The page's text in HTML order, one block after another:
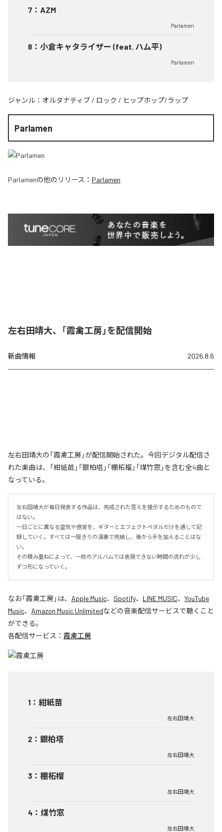
7 ： AZM
Parlamen
8 ： 小倉キャタライザー (feat. ハム平)
Parlamen
ジャンル： オルタナティブ / ロック / ヒップホップ/ラップ
Parlamen
Parlamenの他のリリース： Parlamen
左右田靖大、「霞禽工房」を配信開始
新曲情報 2026.8.6
左右田靖大の「霞禽工房」が配信開始された。今回デジタル配信さ
れた楽曲は、「紺紙苗」「銀柏塔」「棚柘榴」「煤竹窓」を含む全4曲と
なっている。
左右田靖大が毎日発表する作品は、完成された答えを提示するためのもので
はない。
一日ごとに異なる空気や感覚を、ギターとエフェクトペダルだけを通して記
録していく。すべては一度きりの演奏で完結し、後から手を加えることはな
い。
その積み重ねによって、一枚のアルバムでは表現できない時間の流れが少し
ずつ形になっていく。
なお「霞禽工房」は、 Apple Music、 Spotify、 LINE MUSIC、 YouTube
Music、 Amazon Music Unlimitedなどの音楽配信サービスで聴くこと
ができる。
各配信サービス： 霞禽工房
1 ： 紺紙苗
左右田靖大
2 ： 銀柏塔
左右田靖大
3 ： 棚柘榴
左右田靖大
4 ： 煤竹窓
左右田靖大